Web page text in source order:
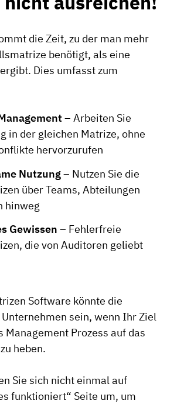
die Zeit, zu der man mehr
benötigt, als eine
Dies umfasst zum
– Arbeiten Sie
in der gleichen Matrize, ohne
hervorzurufen
Nutzung– Nutzen Sie die
über Teams, Abteilungen
hinweg
Gewissen – Fehlerfreie
die von Auditoren geliebt
Software könnte die
sein, wenn Ihr Ziel
Management Prozess auf das
heben.
Sie sich nicht einmal auf
funktioniert“ Seite um, um